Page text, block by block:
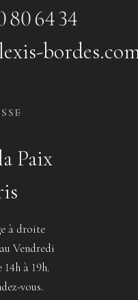
80 64 34
Paix
à droite
Vendredi
14h à 19h.
vous.